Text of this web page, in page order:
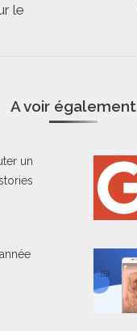
le
A voir également
un